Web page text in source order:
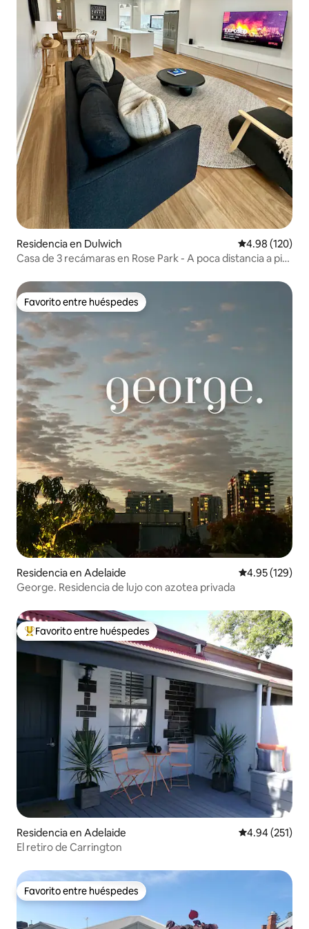
Residencia en Dulwich Calificación
4.98 (120)
Casa de 3 recámaras en Rose Park - A poca distancia a pie
Favorito entre huéspedes
Favorito entre huéspedes
Residencia en Adelaide Calificación
4.95 (129)
George. Residencia de lujo con azotea privada
De los mejores en Favorito entre huéspedes
Favorito entre huéspedes
Residencia en Adelaide Calificación
4.94 (251)
El retiro de Carrington
Favorito entre huéspedes
Favorito entre huéspedes